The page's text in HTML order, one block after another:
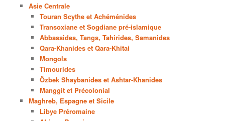
Asie Centrale
Touran Scythe et Achéménides
Transoxiane et Sogdiane pré-islamique
Abbassides, Tangs, Tahirides, Samanides
Qara-Khanides et Qara-Khitai
Mongols
Timourides
Özbek Shaybanides et Ashtar-Khanides
Manggit et Précolonial
Maghreb, Espagne et Sicile
Libye Préromaine